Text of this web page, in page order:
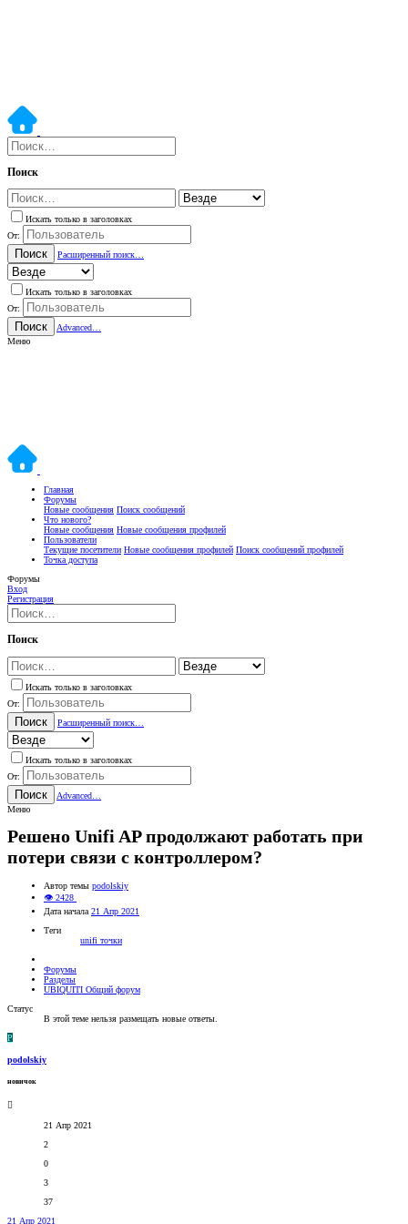
Поиск
Искать только в заголовках
От:
Поиск Расширенный поиск…
Искать только в заголовках
От:
Поиск
Advanced…
Меню
Главная
Форумы
Новые сообщения Поиск сообщений
Что нового?
Новые сообщения Новые сообщения профилей
Пользователи
Текущие посетители Новые сообщения профилей Поиск сообщений профилей
Точка доступа
Форумы
Вход
Регистрация
Поиск
Искать только в заголовках
От:
Поиск Расширенный поиск…
Искать только в заголовках
От:
Поиск
Advanced…
Меню
Решено Unifi AP продолжают работать при
потери связи с контроллером?
Автор темы podolskiy
👁 2428
Дата начала 21 Апр 2021
Теги
unifi точки
Форумы
Разделы
UBIQUITI Общий форум
Статус
В этой теме нельзя размещать новые ответы.
P
podolskiy
новичок
21 Апр 2021
2
0
3
37
21 Апр 2021